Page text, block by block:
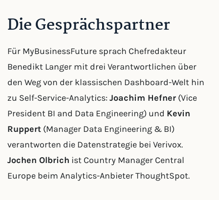
Die Gesprächspartner
Für MyBusinessFuture sprach Chefredakteur
Benedikt Langer mit drei Verantwortlichen über
den Weg von der klassischen Dashboard-Welt hin
zu Self-Service-Analytics: Joachim Hefner (Vice
President BI and Data Engineering) und Kevin
Ruppert (Manager Data Engineering & BI)
verantworten die Datenstrategie bei Verivox.
Jochen Olbrich ist Country Manager Central
Europe beim Analytics-Anbieter ThoughtSpot.